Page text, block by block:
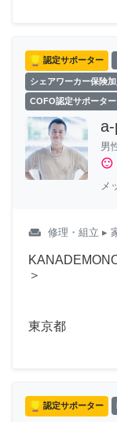
認定サポーター
シェアワーカー保険加
COFO認定サポーター
男
sentiment_satisfied
メ
weekend 修理・組立 ▸
＞
東京都
認定サポーター